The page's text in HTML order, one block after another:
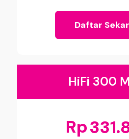
Daftar
HiFi 300
Rp